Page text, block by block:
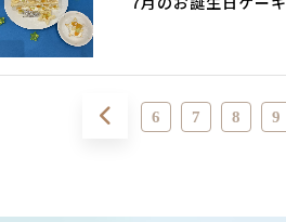
6 7 8 9